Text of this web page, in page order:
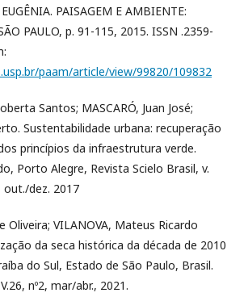
PAISAGEM E AMBIENTE:
PAULO, p. 91-115, 2015. ISSN .2359-
paam/article/view/99820/109832
Santos; MASCARÓ, Juan José;
Sustentabilidade urbana: recuperação
princípios da infraestrutura verde.
Porto Alegre, Revista Scielo Brasil, v.
out./dez. 2017
Oliveira; VILANOVA, Mateus Ricardo
da seca histórica da década de 2010
do Sul, Estado de São Paulo, Brasil.
nº2, mar/abr., 2021.